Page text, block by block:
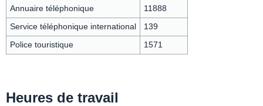
Annuaire téléphonique 11888
Service téléphonique international 139
Police touristique 1571
Heures de travail